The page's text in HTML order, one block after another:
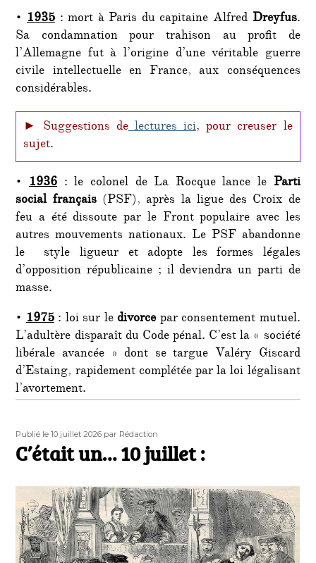
• 1935 : mort à Paris du capitaine Alfred Dreyfus.
Sa condamnation pour trahison au profit de
l’Allemagne fut à l’origine d’une véritable guerre
civile intellectuelle en France, aux conséquences
considérables.
► Suggestions delectures ici, pour creuser le
sujet.
•1936 : le colonel de La Rocque lance le Parti
social français(PSF), après la ligue des Croix de
feu a été dissoute par le Front populaire avec les
autres mouvements nationaux. Le PSF abandonne
le style ligueur et adopte les formes légales
d’opposition républicaine ; il deviendra un parti de
masse.
•1975 : loi sur ledivorcepar consentement mutuel.
L’adultère disparaît du Code pénal. C’est la « société
libérale avancée » dont se targue Valéry Giscard
d’Estaing, rapidement complétée par la loi légalisant
l’avortement.
Publié
le
Publié le 10 juillet 2026 Auteur
par Rédaction
C’était un… 10 juillet :